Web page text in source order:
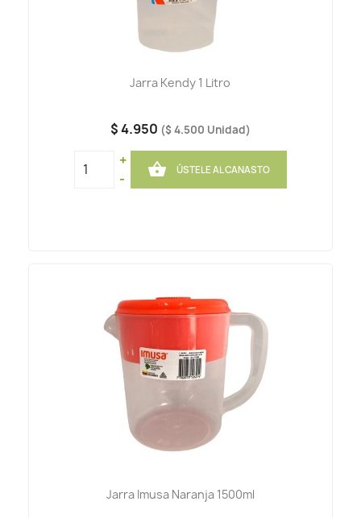
Jarra Kendy 1 Litro
$ 4.950 ($ 4.500 Unidad)
+
-
 ÚSTELE AL CANASTO
Jarra Imusa Naranja 1500ml